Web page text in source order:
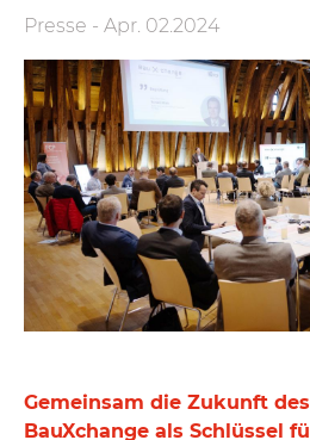
Presse - Apr. 02.2024
Gemeinsam die Zukunft
BauXchange als Schlüssel